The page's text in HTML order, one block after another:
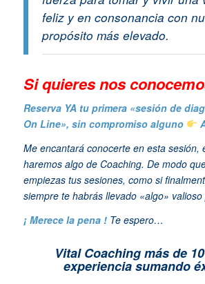
feliz y en consonancia con
propósito más elevado.
Si quieres nos
Reserva YA tu primera «sesión de
On Line», sin compromiso alguno
Me encantará conocerte en esta sesión,
haremos algo de Coaching. De modo
empiezas tus sesiones, como si
siempre te habrás llevado «algo» valioso
¡ Merece la pena ! Te espero…
Vital Coaching más de
experiencia sumando